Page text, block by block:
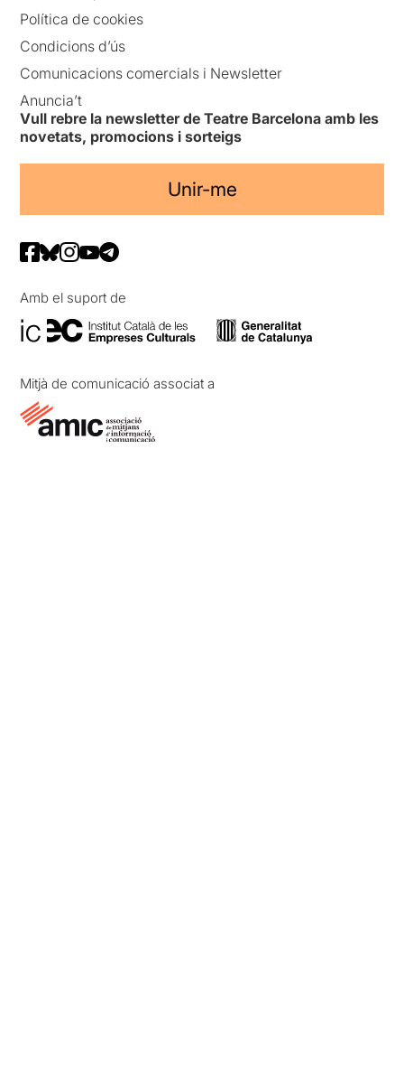
Política de cookies
Condicions d’ús
Comunicacions comercials i Newsletter
Anuncia’t
Vull rebre la newsletter de Teatre Barcelona amb les
novetats, promocions i sorteigs
Unir-me
Amb el suport de
Mitjà de comunicació associat a